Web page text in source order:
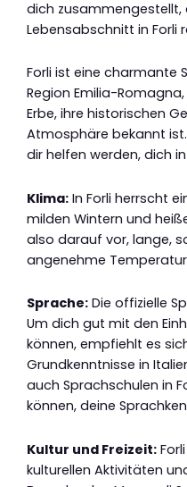
dich zusammengestellt,
Lebensabschnitt in Forli
Forli ist eine charmante
Region Emilia-
Erbe, ihre historischen
Atmosphäre bekannt
dir helfen werden, dich
Klima: In Forli herrscht
milden Wintern und
also darauf vor, lange,
angenehme
Sprache: Die offizielle
Um dich gut mit den
können, empfiehlt es
Grundkenntnisse in
auch Sprachschulen in
können, deine
Kultur und Freizeit:
kulturellen Aktivitäten